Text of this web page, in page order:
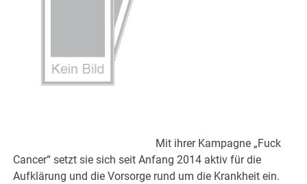
Mit ihrer Kampagne „Fuck
Cancer“ setzt sie sich seit Anfang 2014 aktiv für die
Aufklärung und die Vorsorge rund um die Krankheit ein.